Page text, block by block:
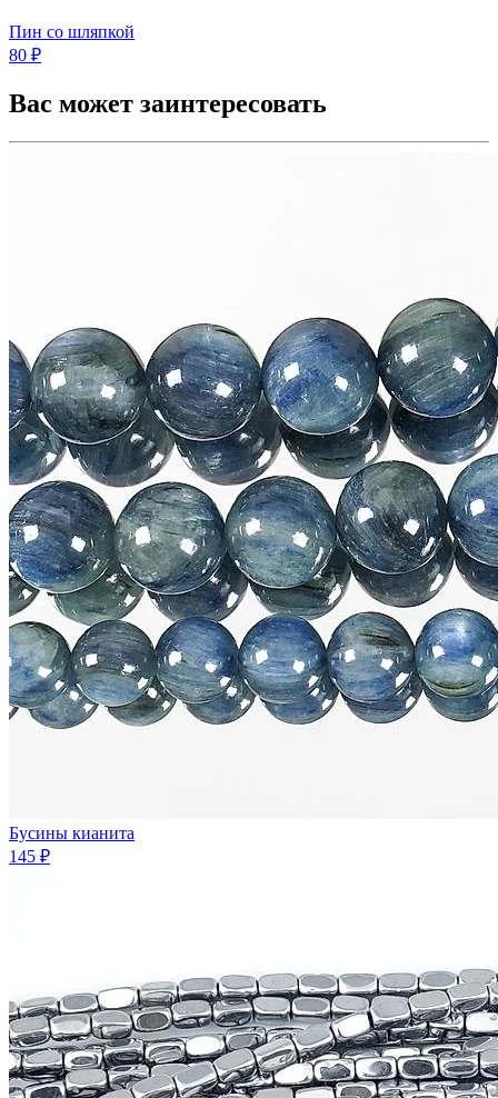
Пин со шляпкой
80 ₽
Вас может заинтересовать
Бусины кианита
145 ₽